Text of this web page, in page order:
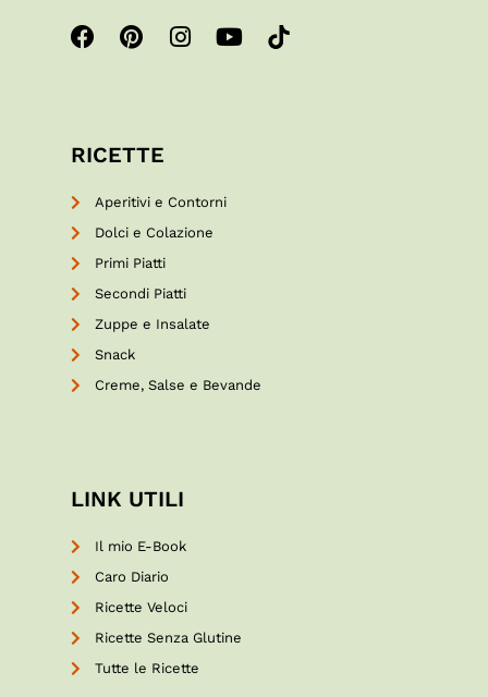
RICETTE
Aperitivi e Contorni
Dolci e Colazione
Primi Piatti
Secondi Piatti
Zuppe e Insalate
Snack
Creme, Salse e Bevande
LINK UTILI
Il mio E-Book
Caro Diario
Ricette Veloci
Ricette Senza Glutine
Tutte le Ricette